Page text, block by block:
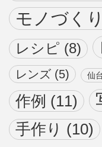
モノづくり
レシピ (8)
レンズ (5) 仙
作例 (11)
手作り (10)